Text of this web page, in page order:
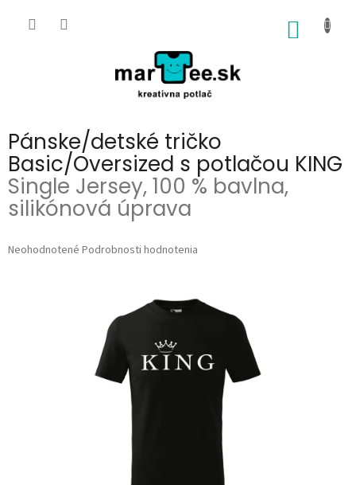
Pánske/detské tričko
Basic/Oversized s potlačou KING
Single Jersey, 100 % bavlna,
silikónová úprava
Priemerné
Neohodnotené Podrobnosti hodnotenia